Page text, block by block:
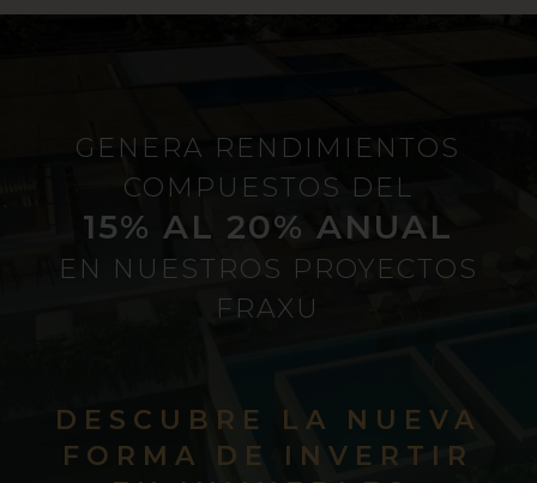
GENERA RENDIMIENTOS
COMPUESTOS DEL
15% AL 20% ANUAL
EN NUESTROS PROYECTOS
FRAXU
DESCUBRE LA NUEVA
FORMA DE INVERTIR